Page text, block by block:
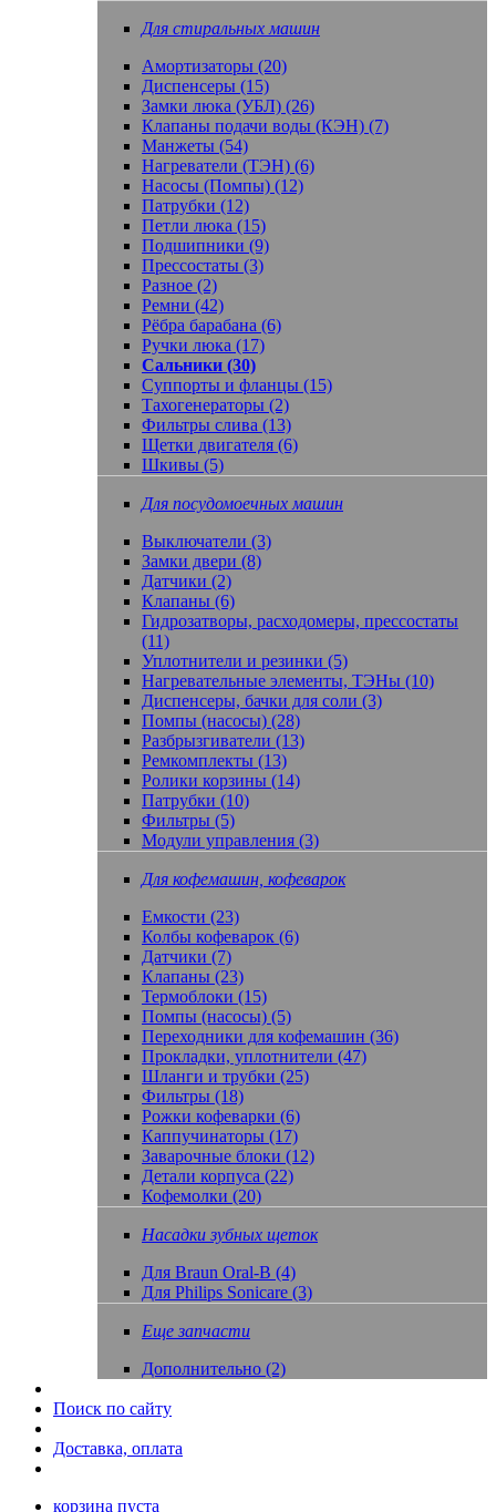
Для стиральных машин
Амортизаторы (20)
Диспенсеры (15)
Замки люка (УБЛ) (26)
Клапаны подачи воды (КЭН) (7)
Манжеты (54)
Нагреватели (ТЭН) (6)
Насосы (Помпы) (12)
Патрубки (12)
Петли люка (15)
Подшипники (9)
Прессостаты (3)
Разное (2)
Ремни (42)
Рёбра барабана (6)
Ручки люка (17)
Сальники (30)
Суппорты и фланцы (15)
Тахогенераторы (2)
Фильтры слива (13)
Щетки двигателя (6)
Шкивы (5)
Для посудомоечных машин
Выключатели (3)
Замки двери (8)
Датчики (2)
Клапаны (6)
Гидрозатворы, расходомеры, прессостаты
(11)
Уплотнители и резинки (5)
Нагревательные элементы, ТЭНы (10)
Диспенсеры, бачки для соли (3)
Помпы (насосы) (28)
Разбрызгиватели (13)
Ремкомплекты (13)
Ролики корзины (14)
Патрубки (10)
Фильтры (5)
Модули управления (3)
Для кофемашин, кофеварок
Емкости (23)
Колбы кофеварок (6)
Датчики (7)
Клапаны (23)
Термоблоки (15)
Помпы (насосы) (5)
Переходники для кофемашин (36)
Прокладки, уплотнители (47)
Шланги и трубки (25)
Фильтры (18)
Рожки кофеварки (6)
Каппучинаторы (17)
Заварочные блоки (12)
Детали корпуса (22)
Кофемолки (20)
Насадки зубных щеток
Для Braun Oral-B (4)
Для Philips Sonicare (3)
Еще запчасти
Дополнительно (2)
Поиск по сайту
Доставка, оплата
корзина пуста